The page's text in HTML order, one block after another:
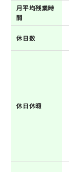
月平均残業時
間
休日数
休日休暇